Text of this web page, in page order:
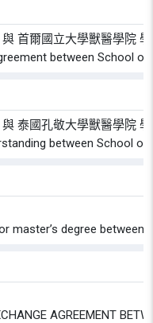
首爾國立大學獸醫學院
between School
泰國孔敬大學獸醫學院
between School of
master’s degree
AGREEMENT